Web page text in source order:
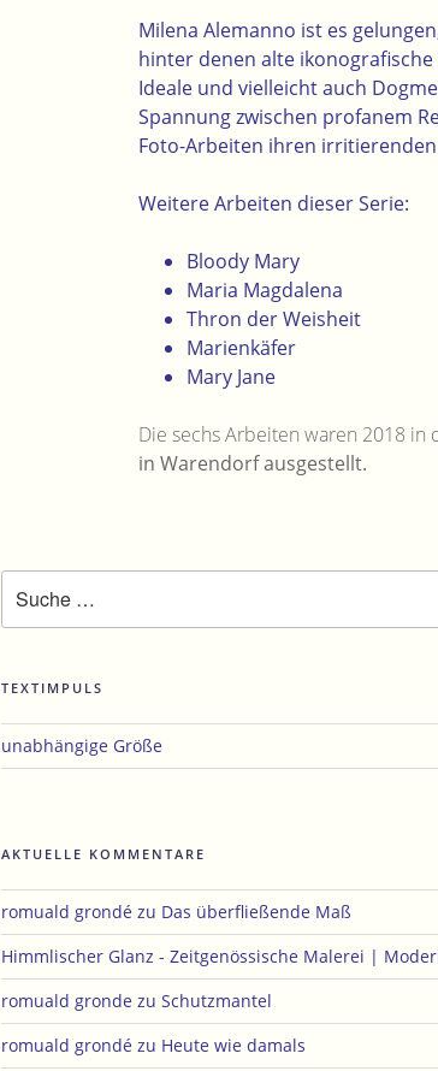
Milena Alemanno ist es
hinter denen alte
Ideale und vielleicht auch
Spannung zwischen profanem
Foto-Arbeiten ihren irritierenden
Weitere Arbeiten dieser Serie:
Bloody Mary
Maria Magdalena
Thron der Weisheit
Marienkäfer
Mary Jane
Die sechs Arbeiten waren 2018 in
in Warendorf ausgestellt.
nach:
TEXTIMPULS
unabhängige Größe
AKTUELLE KOMMENTARE
romuald grondé zu Das überfließende Maß
Himmlischer Glanz - Zeitgenössische Malerei |
romuald gronde zu Schutzmantel
romuald grondé zu Heute wie damals